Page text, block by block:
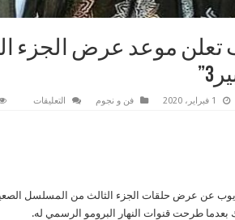
تعلن موعد عرض الجزء
1 فبراير، 2020 فن و نجوم التعليقات
مسلسل